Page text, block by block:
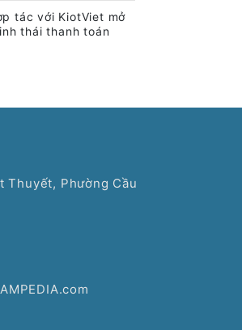
tác với KiotViet mở
thái thanh toán
Thuyết, Phường Cầu